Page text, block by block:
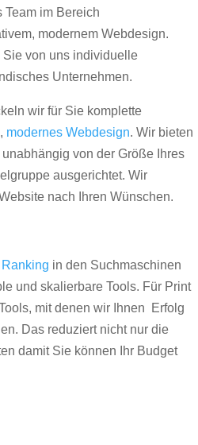
Team im Bereich
modernem Webdesign.
von uns individuelle
Unternehmen.
wir für Sie komplette
modernes Webdesign. Wir bieten
von der Größe Ihres
ausgerichtet. Wir
nach Ihren Wünschen.
Ranking in den Suchmaschinen
und skalierbare Tools. Für Print
mit denen wir Ihnen Erfolg
Das reduziert nicht nur die
damit Sie können Ihr Budget